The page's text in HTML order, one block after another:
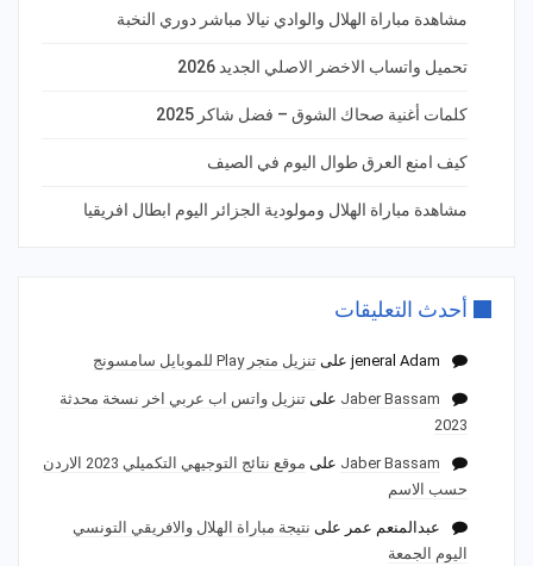
مشاهدة مباراة الهلال والوادي نيالا مباشر دوري النخبة
تحميل واتساب الاخضر الاصلي الجديد 2026
كلمات أغنية صحاك الشوق – فضل شاكر 2025
كيف امنع العرق طوال اليوم في الصيف
مشاهدة مباراة الهلال ومولودية الجزائر اليوم ابطال افريقيا
أحدث التعليقات
jeneral Adam على تنزيل متجر Play للموبايل سامسونج
Jaber Bassam على تنزيل واتس اب عربي اخر نسخة محدثة
2023
Jaber Bassam على
موقع نتائج التوجيهي التكميلي 2023 الاردن
حسب الاسم
عبدالمنعم عمر على نتيجة مباراة الهلال والافريقي التونسي
اليوم الجمعة